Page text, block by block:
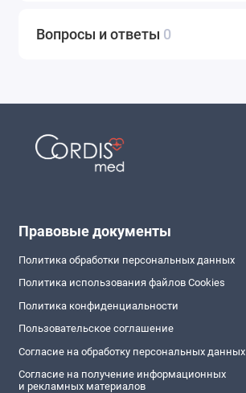
Вопросы и ответы 0
Правовые документы
Политика обработки персональных данных
Политика использования файлов Cookies
Политика конфиденциальности
Пользовательское соглашение
Согласие на обработку персональных данных
Согласие на получение информационных
и рекламных материалов